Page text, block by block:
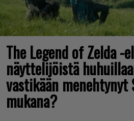
The Legend of Zelda -
näyttelijöistä
vastikään menehtynyt
mukana?